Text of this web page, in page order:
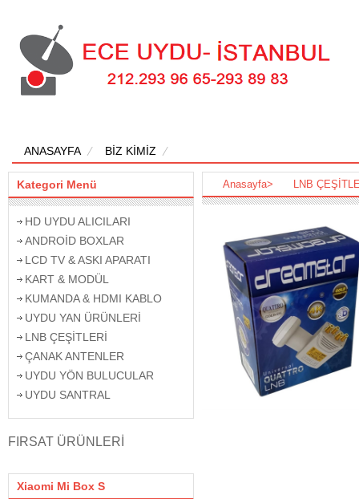
ANASAYFA BİZ KİMİZ
Kategori Menü
HD UYDU ALICILARI
ANDROİD BOXLAR
LCD TV & ASKI APARATI
KART & MODÜL
KUMANDA & HDMI KABLO
UYDU YAN ÜRÜNLERİ
LNB ÇEŞİTLERİ
ÇANAK ANTENLER
UYDU YÖN BULUCULAR
UYDU SANTRAL
FIRSAT ÜRÜNLERİ
Xiaomi Mi Box S
Anasayfa> LNB